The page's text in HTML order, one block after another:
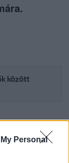
Personal
között